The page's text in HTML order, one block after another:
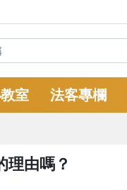
室 法客專欄
理由嗎？